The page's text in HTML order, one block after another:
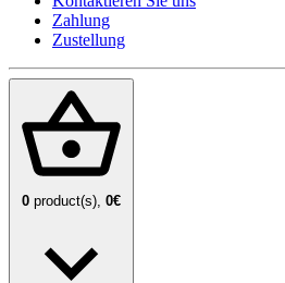
Zahlung
Zustellung
0 product(s), 0€